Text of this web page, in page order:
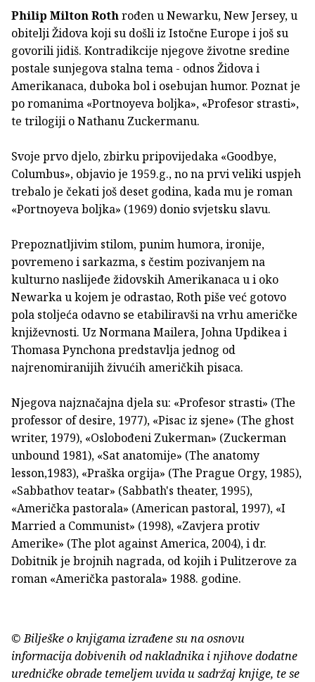
Philip Milton Rothrođen u Newarku, New Jersey, u
obitelji Židova koji su došli iz Istočne Europe i još su
govorili jidiš. Kontradikcije njegove životne sredine
postale sunjegova stalna tema - odnos Židova i
Amerikanaca, duboka bol i osebujan humor. Poznat je
po romanima «Portnoyeva boljka», «Profesor strasti»,
te trilogiji o Nathanu Zuckermanu.
Svoje prvo djelo, zbirku pripovijedaka «Goodbye,
Columbus», objavio je 1959.g., no na prvi veliki uspjeh
trebalo je čekati još deset godina, kada mu je roman
«Portnoyeva boljka» (1969) donio svjetsku slavu.
Prepoznatljivim stilom, punim humora, ironije,
povremeno i sarkazma, s čestim pozivanjem na
kulturno naslijeđe židovskih Amerikanaca u i oko
Newarka u kojem je odrastao, Roth piše već gotovo
pola stoljeća odavno se etabiliravši na vrhu američke
književnosti. Uz Normana Mailera, Johna Updikea i
Thomasa Pynchona predstavlja jednog od
najrenomiranijih živućih američkih pisaca.
Njegova najznačajna djela su: «Profesor strasti» (The
professor of desire, 1977), «Pisac iz sjene» (The ghost
writer, 1979), «Oslobođeni Zukerman» (Zuckerman
unbound 1981), «Sat anatomije» (The anatomy
lesson,1983), «Praška orgija» (The Prague Orgy, 1985),
«Sabbathov teatar» (Sabbath's theater, 1995),
«Američka pastorala» (American pastoral, 1997), «I
Married a Communist» (1998), «Zavjera protiv
Amerike» (The plot against America, 2004), i dr.
Dobitnik je brojnih nagrada, od kojih i Pulitzerove za
roman «Američka pastorala» 1988. godine.
© Bilješke o knjigama izrađene su na osnovu
informacija dobivenih od nakladnika i njihove dodatne
uredničke obrade temeljem uvida u sadržaj knjige, te se